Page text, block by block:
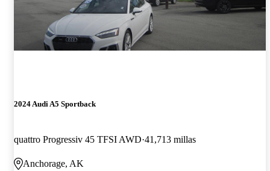
2024 Audi A5 Sportback
quattro Progressiv 45 TFSI AWD 41,713 millas
Anchorage, AK